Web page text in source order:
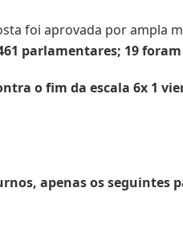
foi aprovada por ampla
parlamentares; 19
o fim da escala 6x 1
apenas os seguintes